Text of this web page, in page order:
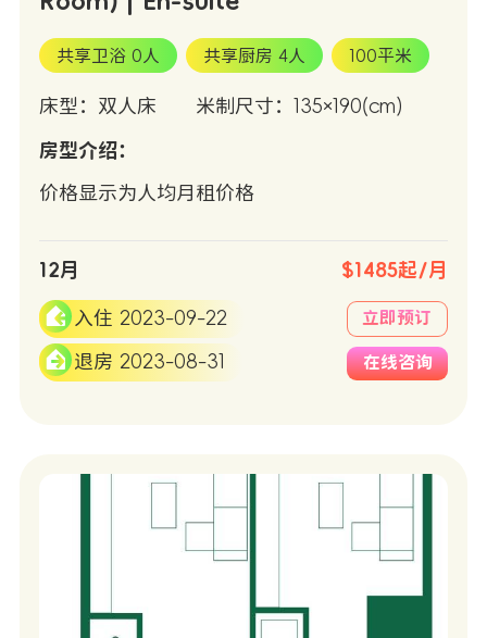
共享卫浴 0人 共享厨房 4人 100平米
床型：双人床 米制尺寸：135×190(cm)
房型介绍：
价格显示为人均月租价格
12月 $1485起/月
入住 2023-09-22
退房 2023-08-31
立即预订
在线咨询